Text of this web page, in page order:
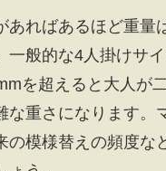
あればあるほど重量
一般的な4人掛けサ
を超えると大人が
な重さになります。
の模様替えの頻度な